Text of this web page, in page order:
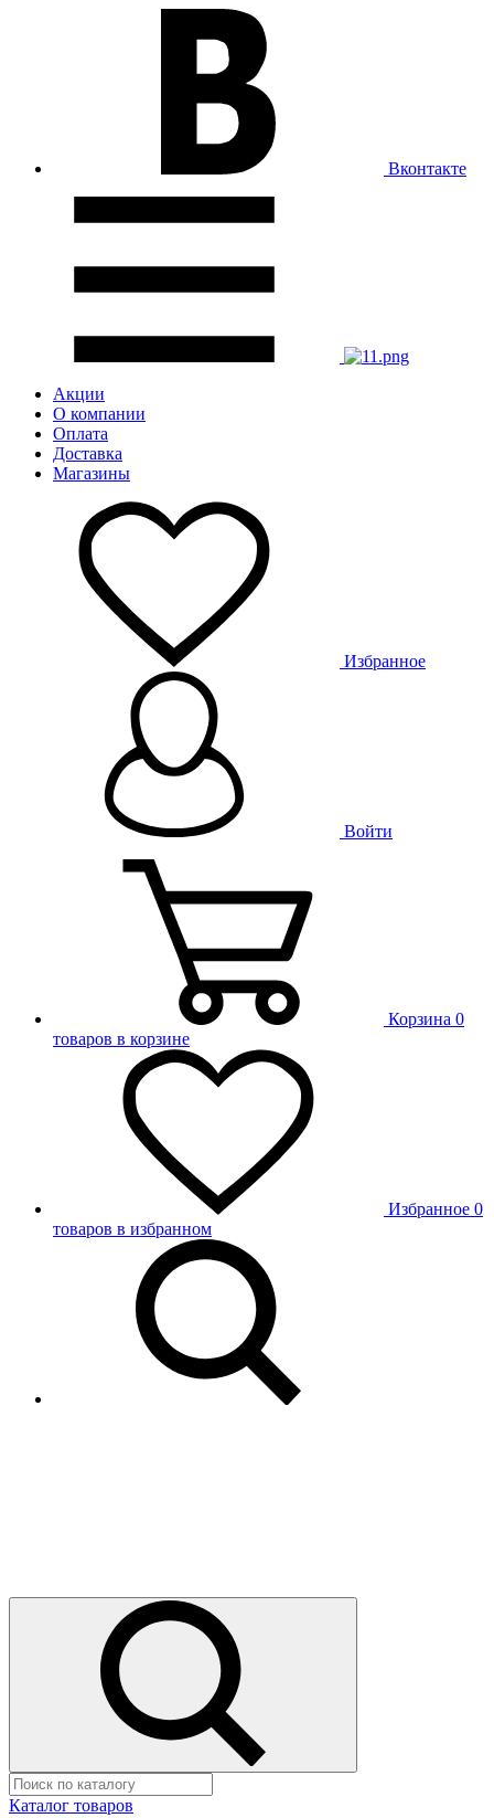
Вконтакте
Акции
О компании
Оплата
Доставка
Магазины
Избранное
Войти
Корзина 0
товаров в корзине
Избранное 0
товаров в избранном
Каталог товаров